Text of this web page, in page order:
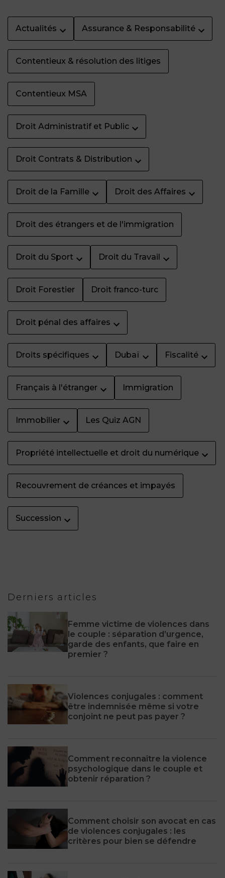
Actualités Assurance & Responsabilité
Contentieux & résolution des litiges
Contentieux MSA
Droit Administratif et Public
Droit Contrats & Distribution
Droit de la Famille Droit des Affaires
Droit des étrangers et de l'immigration
Droit du Sport Droit du Travail
Droit Forestier Droit franco-turc
Droit pénal des affaires
Droits spécifiques Dubaï Fiscalité
Français à l'étranger Immigration
Immobilier Les Quiz AGN
Propriété intellectuelle et droit du numérique
Recouvrement de créances et impayés
Succession
Derniers articles
Femme victime de violences dans
le couple : séparation d’urgence,
garde des enfants, que faire en
premier ?
Violences conjugales : comment
être indemnisée même si votre
conjoint ne peut pas payer ?
Comment reconnaître la violence
psychologique dans le couple et
obtenir réparation ?
Comment choisir son avocat en cas
de violences conjugales : les
critères pour bien se défendre